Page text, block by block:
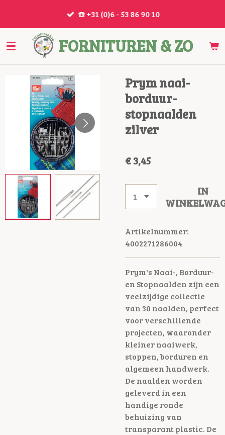
de
hoofdinhoud
FORNITUREN & ZO
☎️ +31 (0)6 - 53 86 90 10
Prym naai-
borduur-
stopnaalden
zilver
€ 3,45
IN
Artikelnummer:
4002271286004
Prym's Naai-, Borduur-
en Stopnaalden zijn een
veelzijdige collectie
van 30 naalden, perfect
voor verschillende
projecten, waaronder
kleiner naaiwerk,
stoppen, borduren en
algemeen handwerk.
De naalden worden
geleverd in een
handige ronde
behuizing van
transparant plastic. De